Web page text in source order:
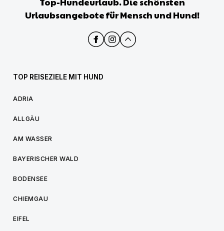
Urlaubsangebote für Mensch und Hund!
TOP REISEZIELE MIT HUND
ADRIA
ALLGÄU
AM WASSER
BAYERISCHER WALD
BODENSEE
CHIEMGAU
EIFEL